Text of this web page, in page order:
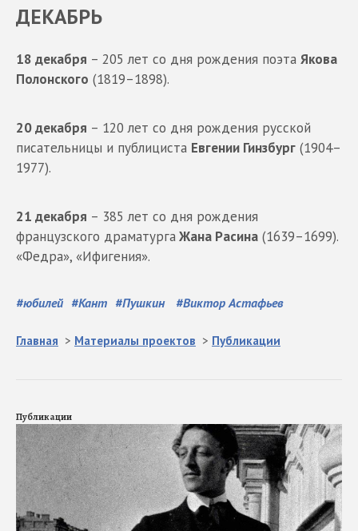
ДЕКАБРЬ
18 декабря – 205 лет со дня рождения поэта Якова
Полонского (1819–1898).
20 декабря – 120 лет со дня рождения русской
писательницы и публициста Евгении Гинзбург (1904–
1977).
21 декабря – 385 лет со дня рождения
французского драматургаЖана Расина (1639–1699).
«Федра», «Ифигения».
#юбилей #Кант #Пушкин #Виктор Астафьев
Главная > Материалы проектов > Публикации
Публикации